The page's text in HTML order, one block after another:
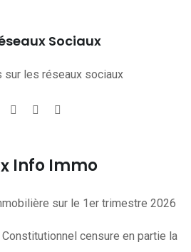
Sociaux
sur les réseaux sociaux
Info Immo
sur le 1er trimestre 2026
censure en partie la